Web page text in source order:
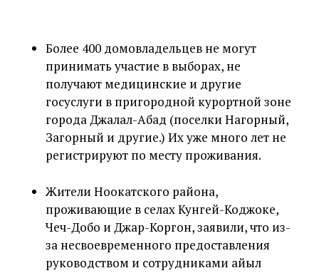
Более 400 домовладельцев не могут
принимать участие в выборах, не
получают медицинские и другие
госуслуги в пригородной курортной зоне
города Джалал-Абад (поселки Нагорный,
Загорный и другие.) Их уже много лет не
регистрируют по месту проживания.
Жители Ноокатского района,
проживающие в селах Кунгей-Коджоке,
Чеч-Добо и Джар-Коргон, заявили, что из-
за несвоевременного предоставления
руководством и сотрудниками айыл